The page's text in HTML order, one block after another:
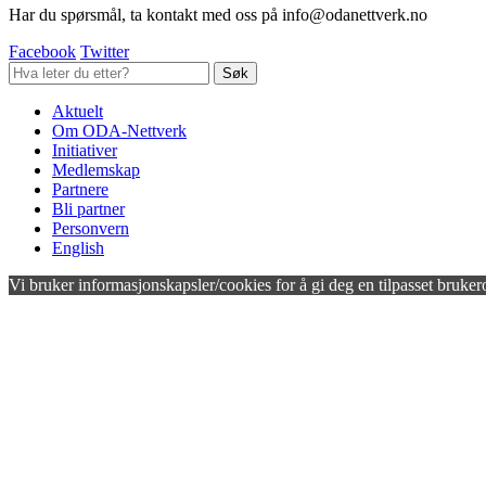
Har du spørsmål, ta kontakt med oss på info@odanettverk.no
Facebook Twitter
Aktuelt
Om ODA-Nettverk
Initiativer
Medlemskap
Partnere
Bli partner
Personvern
English
Vi bruker informasjonskapsler/cookies for å gi deg en tilpasset